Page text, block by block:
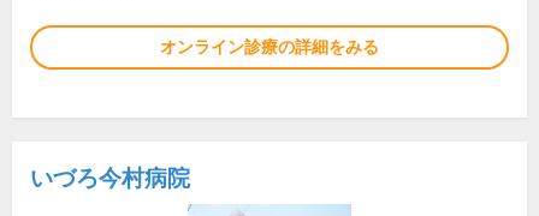
オンライン診療の詳細をみる
いづろ今村病院